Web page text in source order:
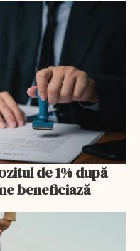
de 1% după
beneficiază